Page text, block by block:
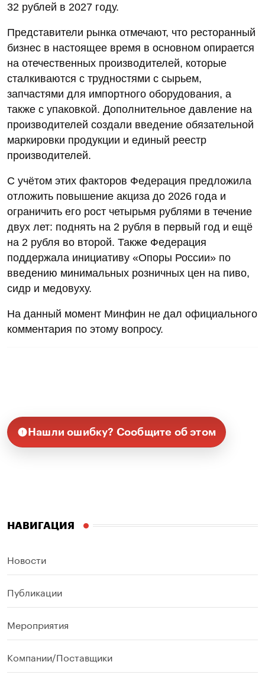
32 рублей в 2027 году.
Представители рынка отмечают, что ресторанный
бизнес в настоящее время в основном опирается
на отечественных производителей, которые
сталкиваются с трудностями с сырьем,
запчастями для импортного оборудования, а
также с упаковкой. Дополнительное давление на
производителей создали введение обязательной
маркировки продукции и единый реестр
производителей.
С учётом этих факторов Федерация предложила
отложить повышение акциза до 2026 года и
ограничить его рост четырьмя рублями в течение
двух лет: поднять на 2 рубля в первый год и ещё
на 2 рубля во второй. Также Федерация
поддержала инициативу «Опоры России» по
введению минимальных розничных цен на пиво,
сидр и медовуху.
На данный момент Минфин не дал официального
комментария по этому вопросу.
Нашли ошибку? Сообщите об этом
НАВИГАЦИЯ
Новости
Публикации
Мероприятия
Компании/Поставщики